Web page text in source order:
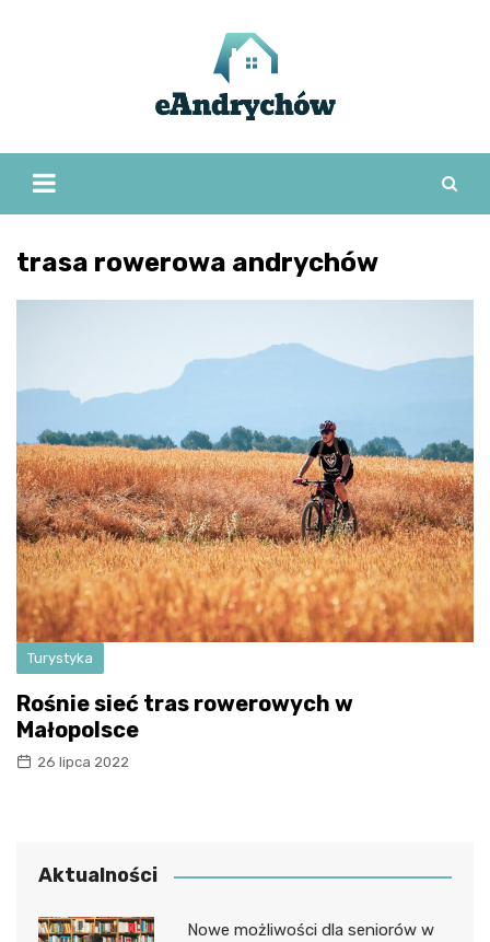
trasa rowerowa andrychów
Turystyka
Rośnie sieć tras rowerowych w
Małopolsce
26 lipca 2022
Aktualności
Nowe możliwości dla seniorów w